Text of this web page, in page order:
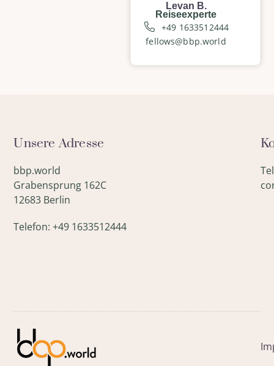
Levan B.
Reiseexperte
+49 1633512444
fellows@bbp.world
Unsere Adresse
bbp.world
Grabensprung 162C
12683 Berlin
Telefon: +49 1633512444